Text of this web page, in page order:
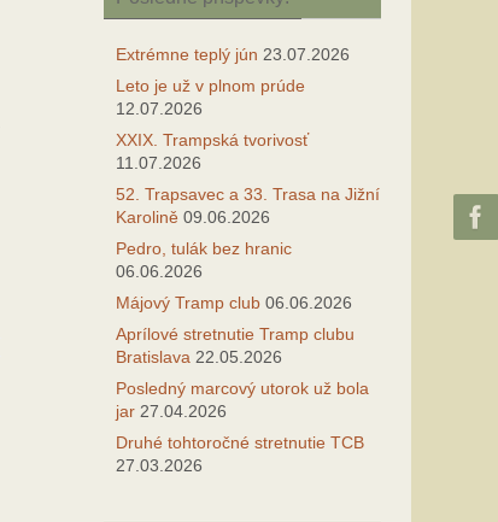
Extrémne teplý jún 23.07.2026
Leto je už v plnom prúde
12.07.2026
XXIX. Trampská tvorivosť
11.07.2026
52. Trapsavec a 33. Trasa na Jižní
Karolině 09.06.2026
Pedro, tulák bez hranic
06.06.2026
Májový Tramp club 06.06.2026
Aprílové stretnutie Tramp clubu
Bratislava 22.05.2026
Posledný marcový utorok už bola
jar 27.04.2026
Druhé tohtoročné stretnutie TCB
27.03.2026